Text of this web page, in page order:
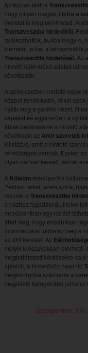
Az ikonok alatt a
hogy milyen magas, illetve a
méretét is megtekintheted.
Transzvesztita hirdetőről.
találkozhattok, buliba megy-e,
kiemelni, mivel a felhasználók
Transzvesztita hirdetőnél. Az
hirdető különböző adatait
következők:
Alaphelyzetben hirdető képei
képpel rendelkezik, mivel
nyílik meg a galéria nézet, itt
képeket és egyszerűen a
ablak bezárásával a hirdető
következik az Amit szeretek
kilistázva, amit a hirdető szeret
lehetőségek vannak. Ezeket
olyan partner kereső, akinél
A Külsőm menüpontra
Például: alkat, szem színe,
résznél a Transzvesztita
a házhoz fogadásnál, illetve
menüpontban egy leírást
írhat meg, hogy elcsábítson
információkat tudhatsz meg a
az akit keresel. Az
melyik időszakokban elérhető.
meghatározott kérdésekre
ajánlott, a hirdetőhöz hasonló
megkönnyítve számodra a
megfelelő kategóriába juthatsz
Szexpartner